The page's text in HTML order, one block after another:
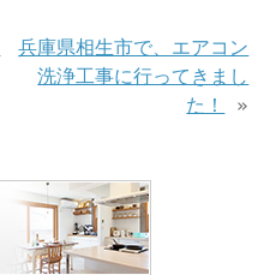
兵庫県相生市で、エアコン
洗浄工事に行ってきまし
た！
»